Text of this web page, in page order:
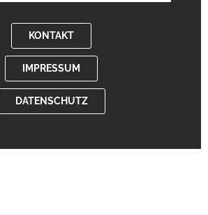
KONTAKT
IMPRESSUM
DATENSCHUTZ